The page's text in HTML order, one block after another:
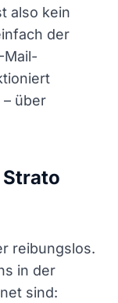
also kein
der
Mail-
über
reibungslos.
in der
sind: